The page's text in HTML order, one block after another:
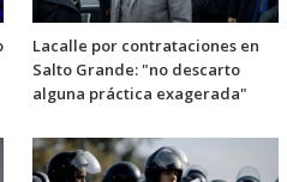
Lacalle por contrataciones en
Salto Grande: "no descarto
alguna práctica exagerada"